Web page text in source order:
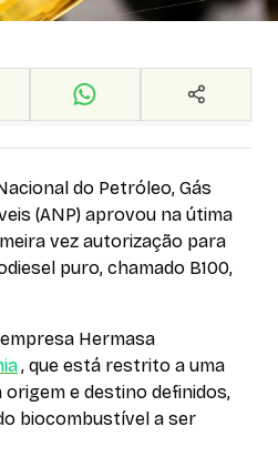
do Petróleo, Gás
(ANP) aprovou na útima
vez autorização para
puro, chamado B100,
Hermasa
, que está restrito a uma
e destino definidos,
biocombustível a ser